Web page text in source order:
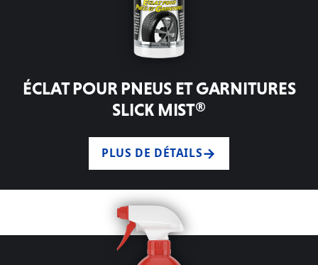
ÉCLAT POUR PNEUS ET GARNITURES
SLICK MIST®
PLUS DE DÉTAILS